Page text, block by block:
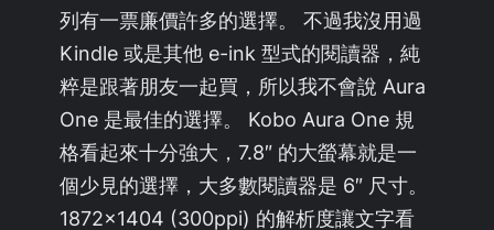
列有一票廉價許多的選擇。 不過我沒用過
Kindle 或是其他 e-ink 型式的閱讀器，純
粹是跟著朋友一起買，所以我不會說 Aura
One 是最佳的選擇。 Kobo Aura One 規
格看起來十分強大，7.8″ 的大螢幕就是一
個少見的選擇，大多數閱讀器是 6″ 尺寸。
1872×1404 (300ppi) 的解析度讓文字看